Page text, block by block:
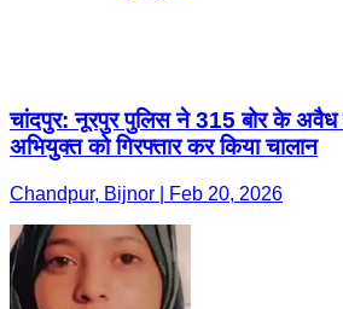
चांदपुर: नूरपुर पुलिस ने 315 बोर के
अभियुक्त को गिरफ्तार कर किया चालान
Chandpur, Bijnor | Feb 20, 2026